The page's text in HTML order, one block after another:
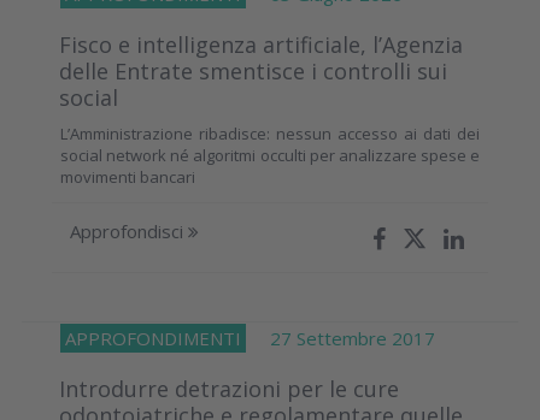
Fisco e intelligenza artificiale, l’Agenzia
delle Entrate smentisce i controlli sui
social
L’Amministrazione ribadisce: nessun accesso ai dati dei
social network né algoritmi occulti per analizzare spese e
movimenti bancari
Approfondisci
APPROFONDIMENTI 27 Settembre 2017
Introdurre detrazioni per le cure